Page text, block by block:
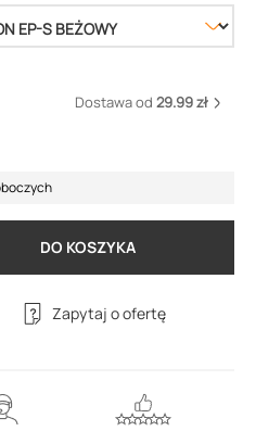
Dostawa od 29.99 zł
DO KOSZYKA
Zapytaj o ofertę